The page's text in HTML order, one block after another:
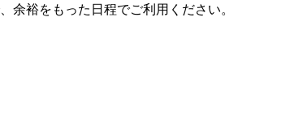
余裕をもった日程でご利用ください。